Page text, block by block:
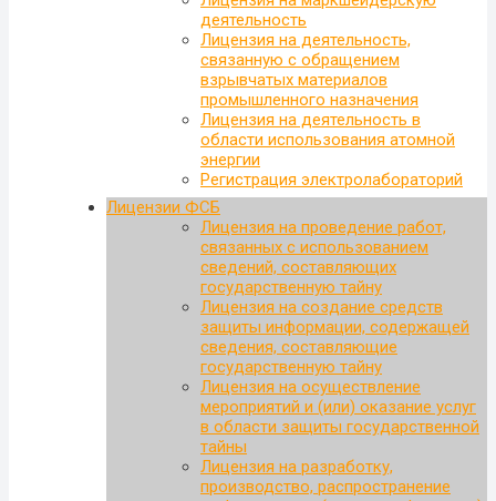
деятельность
Лицензия на деятельность,
связанную с обращением
взрывчатых материалов
промышленного назначения
Лицензия на деятельность в
области использования атомной
энергии
Регистрация электролабораторий
Лицензии ФСБ
Лицензия на проведение работ,
связанных с использованием
сведений, составляющих
государственную тайну
Лицензия на создание средств
защиты информации, содержащей
сведения, составляющие
государственную тайну
Лицензия на осуществление
мероприятий и (или) оказание услуг
в области защиты государственной
тайны
Лицензия на разработку,
производство, распространение